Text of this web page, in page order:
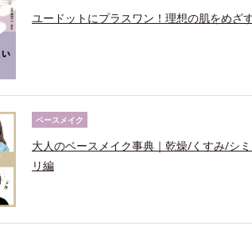
ユードットにプラスワン！理想の肌をめざ
ベースメイク
大人のベースメイク事典｜乾燥/くすみ/シ
リ編